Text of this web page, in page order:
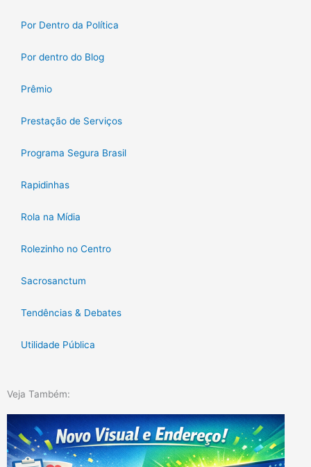
Por Dentro da Política
Por dentro do Blog
Prêmio
Prestação de Serviços
Programa Segura Brasil
Rapidinhas
Rola na Mídia
Rolezinho no Centro
Sacrosanctum
Tendências & Debates
Utilidade Pública
Veja Também: